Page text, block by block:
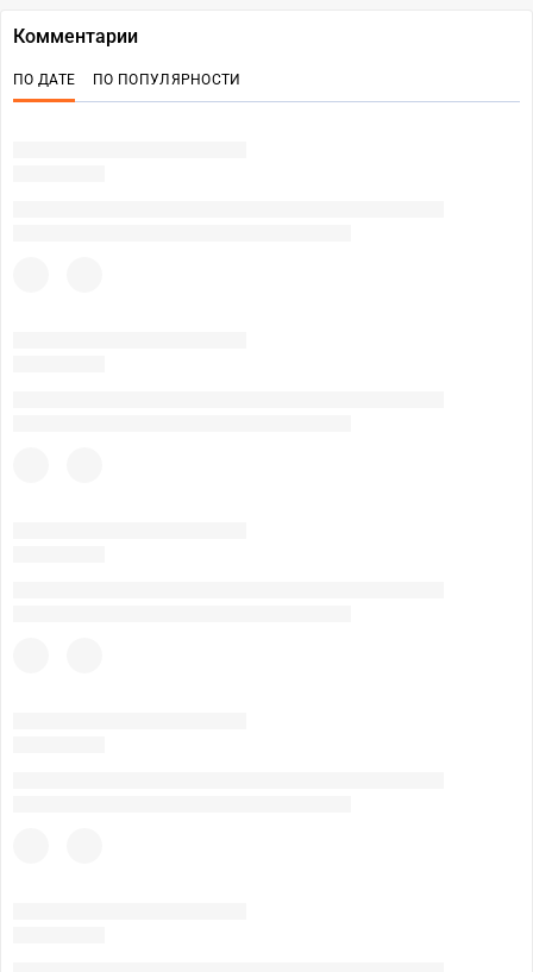
Комментарии
ПО ДАТЕ ПО ПОПУЛЯРНОСТИ